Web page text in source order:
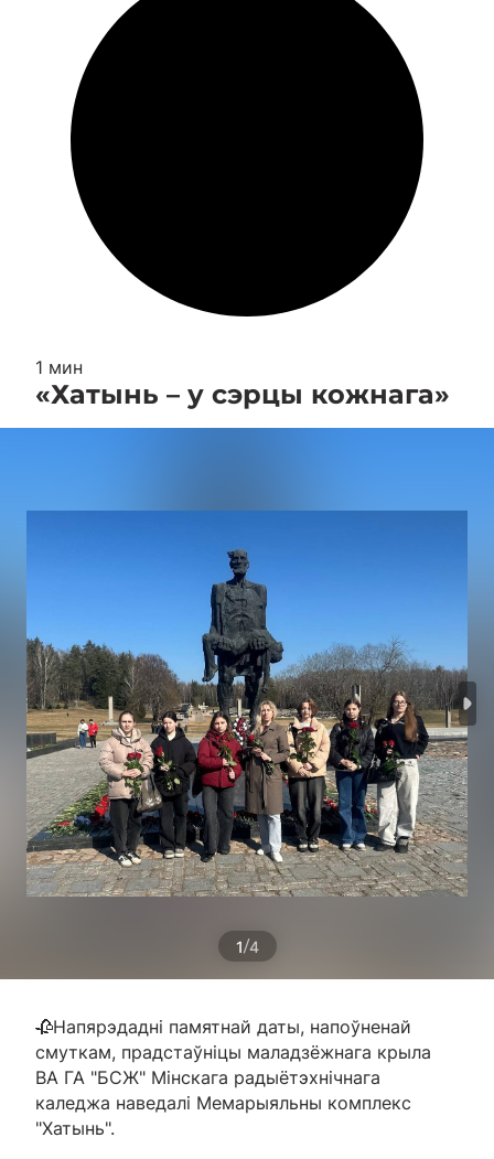
1 мин
«Хатынь – у сэрцы кожнага»
1/4
🥀Напярэдадні памятнай даты, напоўненай
смуткам, прадстаўніцы маладзёжнага крыла
ВА ГА "БСЖ" Мінскага радыётэхнічнага
каледжа наведалі Мемарыяльны комплекс
"Хатынь".